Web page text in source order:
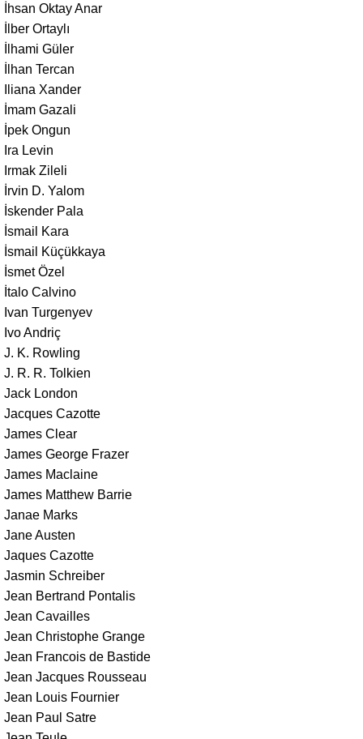
İhsan Oktay Anar
İlber Ortaylı
İlhami Güler
İlhan Tercan
Iliana Xander
İmam Gazali
İpek Ongun
Ira Levin
Irmak Zileli
İrvin D. Yalom
İskender Pala
İsmail Kara
İsmail Küçükkaya
İsmet Özel
İtalo Calvino
Ivan Turgenyev
Ivo Andriç
J. K. Rowling
J. R. R. Tolkien
Jack London
Jacques Cazotte
James Clear
James George Frazer
James Maclaine
James Matthew Barrie
Janae Marks
Jane Austen
Jaques Cazotte
Jasmin Schreiber
Jean Bertrand Pontalis
Jean Cavailles
Jean Christophe Grange
Jean Francois de Bastide
Jean Jacques Rousseau
Jean Louis Fournier
Jean Paul Satre